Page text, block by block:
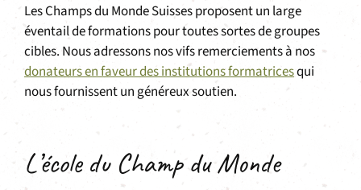
Les Champs du Monde Suisses proposent un large
éventail de formations pour toutes sortes de groupes
cibles. Nous adressons nos vifs remerciements à nos
donateurs en faveur des institutions formatricesqui
nous fournissent un généreux soutien.
L’école du Champ du Monde